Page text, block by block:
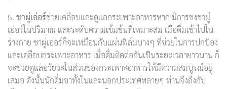
5. ชาผู่เอ่อร์ช่วยเคลือบและดูแลกระเพาะอาหารหาก มีการชงชาผู่
เอ่อร์ในปริมาณ และระดับความเข้มข้นที่เหมาะสม เมื่อดื่มเข้าไปใน
ร่างกาย ชาผู่เอ่อร์ก็จะเหมือนกับแผ่นฟิล์มบางๆ ที่ช่วยในการปกป้อง
และเคลือบกระเพาะอาหาร เมื่อดื่มติดต่อกันเป็นระยะเวลายาวนาน ก็
จะช่วยดูแลอวัยวะในส่วนของกระเพาะอาหารให้มีความสมบูรณ์อยู่
เสมอ ดังนั้นนักดื่มชาทั้งในและนอกประเทศหลายๆ ท่านจึงถึงกับ